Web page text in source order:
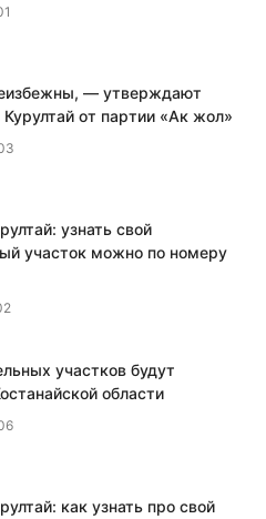
— утверждают
от партии «Ак жол»
узнать свой
участок можно по номеру
участков будут
области
как узнать про свой